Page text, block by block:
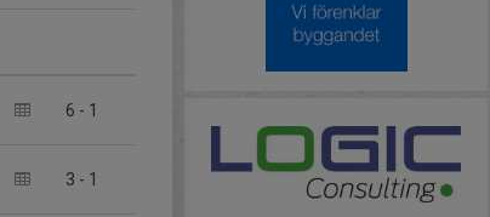
6 - 1
3 - 1